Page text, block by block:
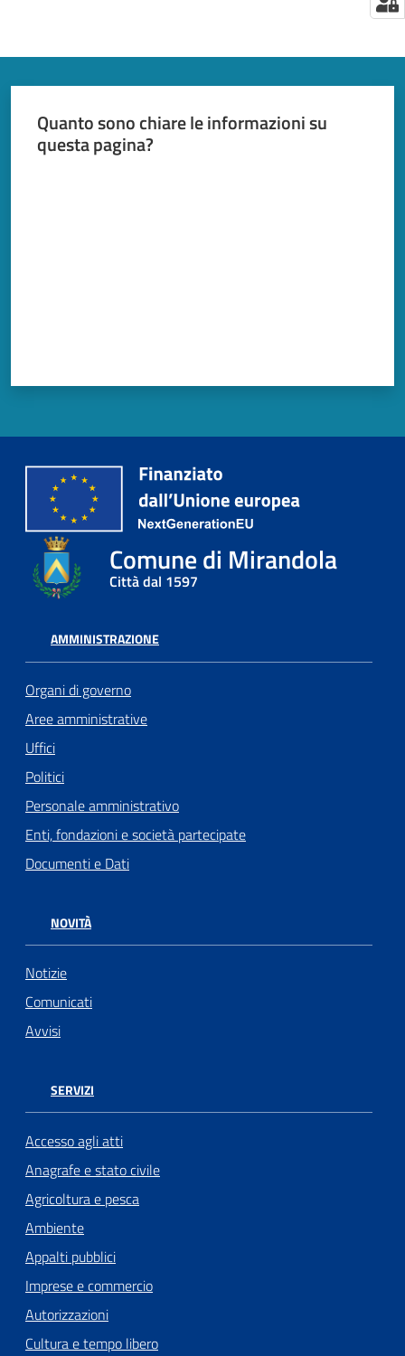
Quanto sono chiare le informazioni su
questa pagina?
Comune di Mirandola
Città dal 1597
AMMINISTRAZIONE
Organi di governo
Aree amministrative
Uffici
Politici
Personale amministrativo
Enti, fondazioni e società partecipate
Documenti e Dati
NOVITÀ
Notizie
Comunicati
Avvisi
SERVIZI
Accesso agli atti
Anagrafe e stato civile
Agricoltura e pesca
Ambiente
Appalti pubblici
Imprese e commercio
Autorizzazioni
Cultura e tempo libero